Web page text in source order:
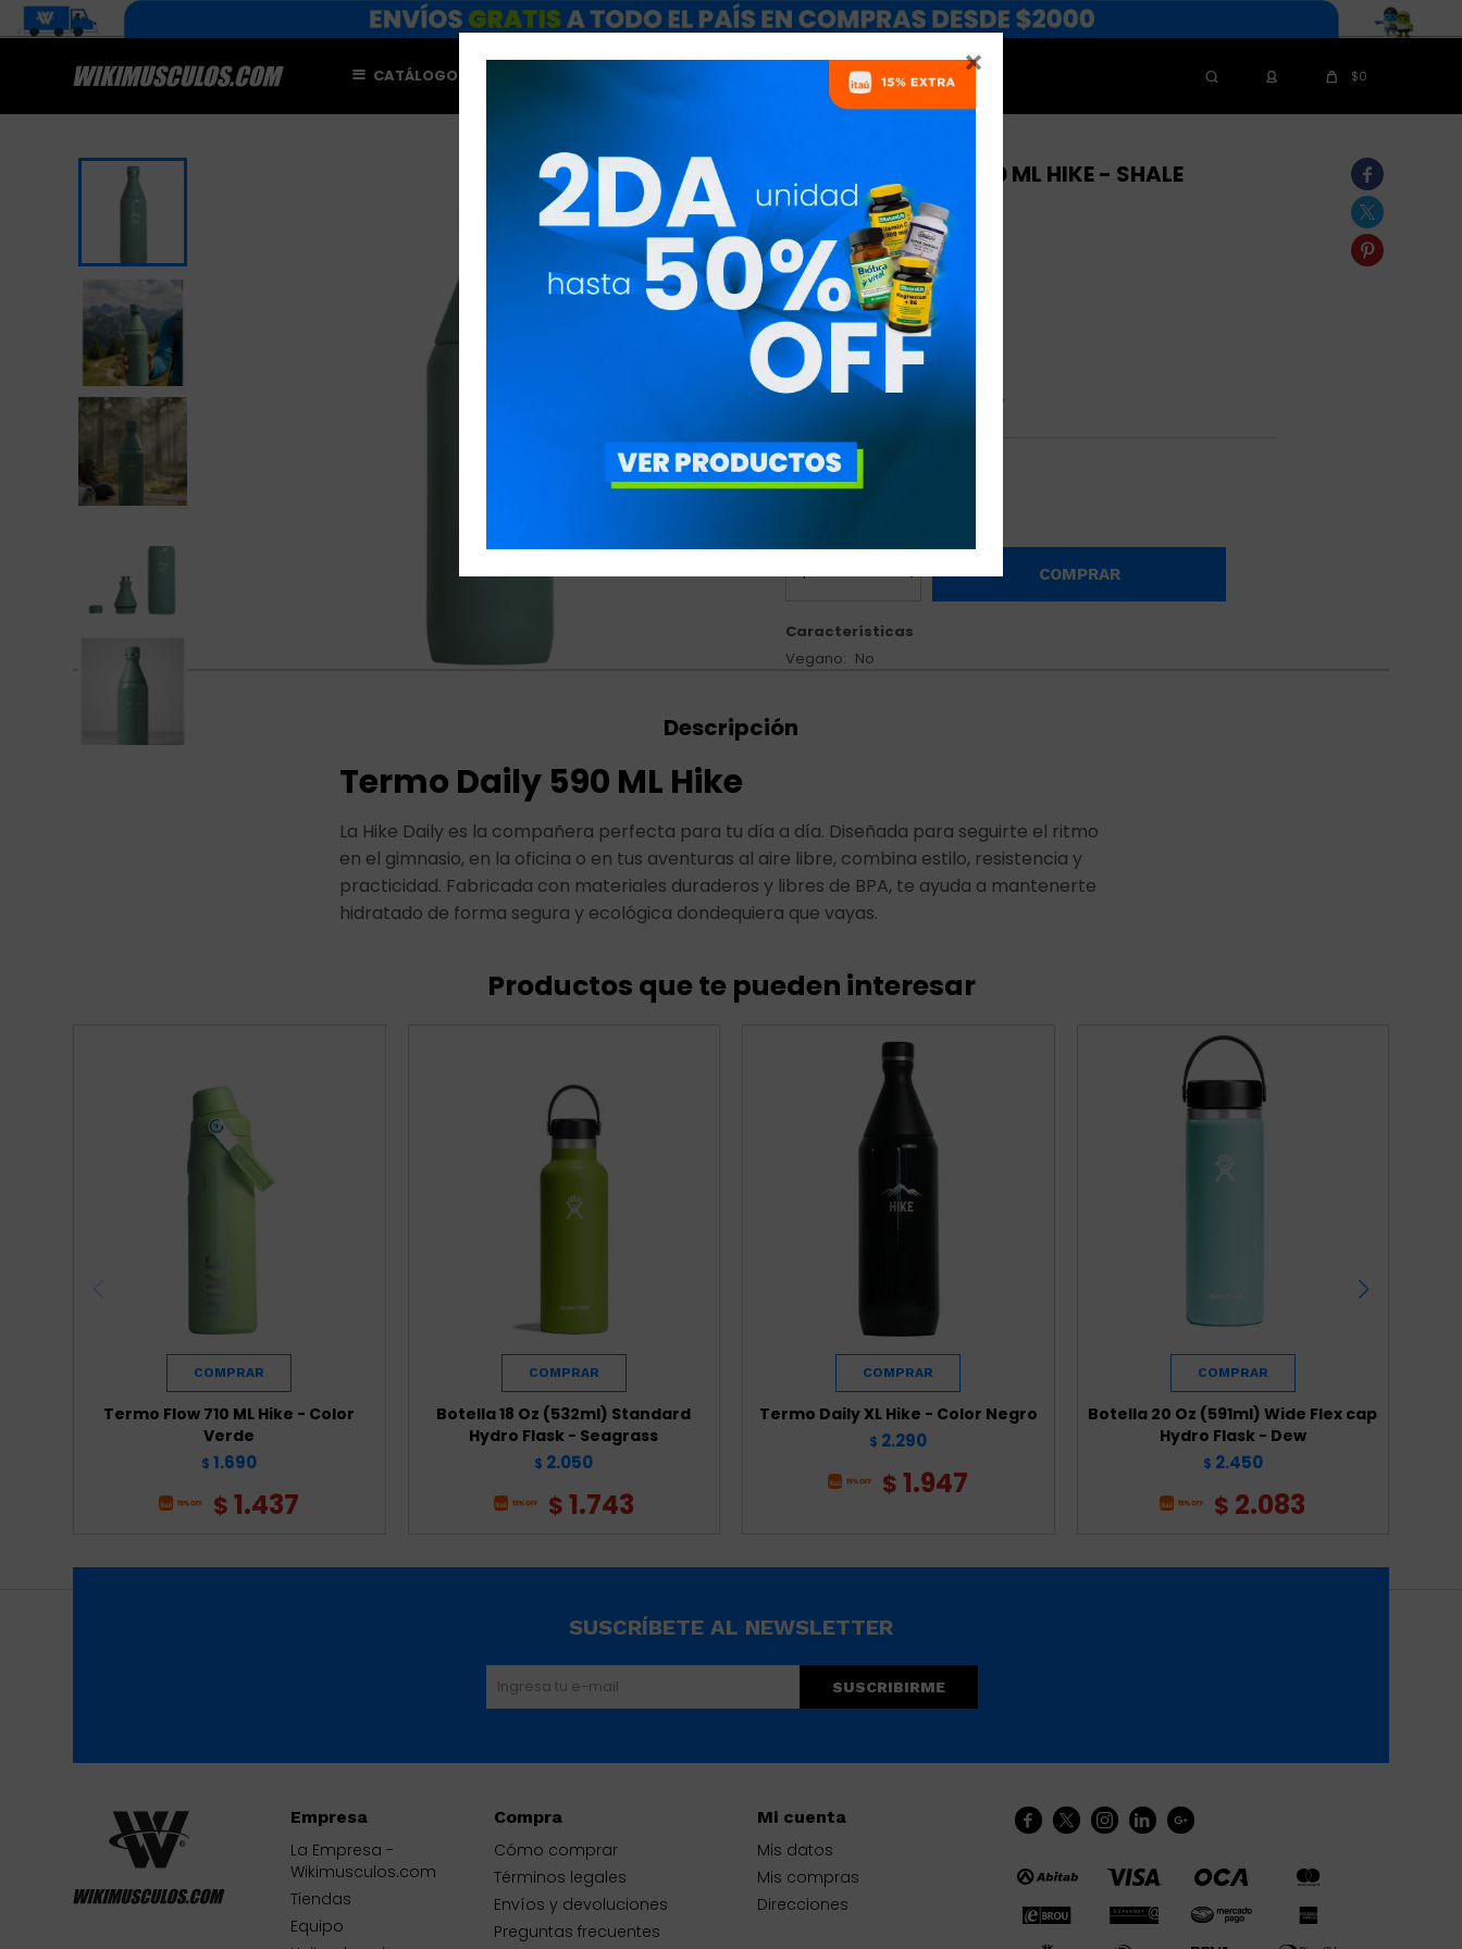

CATÁLOGO NUTRICIONISTAS $0



TERMO DAILY 590 ML HIKE - SHALE
HIKEL5
$1.890
$1.607
Botella Deportiva Hike Daily
Variedades:
COMPRAR
Características
Vegano
No
Descripción
Termo Daily 590 ML Hike
La Hike Daily es la compañera perfecta para tu día a día. Diseñada para seguirte el ritmo
en el gimnasio, en la oficina o en tus aventuras al aire libre, combina estilo, resistencia y
practicidad. Fabricada con materiales duraderos y libres de BPA, te ayuda a mantenerte
hidratado de forma segura y ecológica dondequiera que vayas.
Productos que te pueden interesar
Termo Flow 710 ML Hike - Color
Verde
$ 1.690
$ 1.437
Botella 18 Oz (532ml) Standard
Hydro Flask - Seagrass
$ 2.050
$1.743
Termo Daily XL Hike - Color Negro
$ 2.290
$ 1.947
Botella 20 Oz (591ml) Wide Flex cap
Hydro Flask - Dew
$ 2.450
$ 2.083
    
Empresa
La Empresa -
Wikimusculos.com
Tiendas
Equipo
Compra
Cómo comprar
Términos legales
Envíos y devoluciones
Preguntas frecuentes
Mi cuenta
Mis datos
Mis compras
Direcciones
SUSCRÍBETE AL NEWSLETTER
SUSCRIBIRME